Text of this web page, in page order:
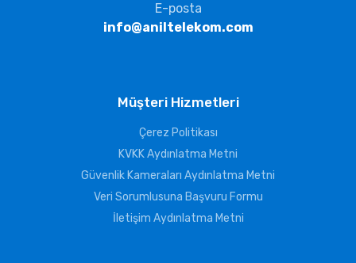
E-posta
info@aniltelekom.com
Müşteri Hizmetleri
Çerez Politikası
KVKK Aydınlatma Metni
Güvenlik Kameraları Aydınlatma Metni
Veri Sorumlusuna Başvuru Formu
İletişim Aydınlatma Metni